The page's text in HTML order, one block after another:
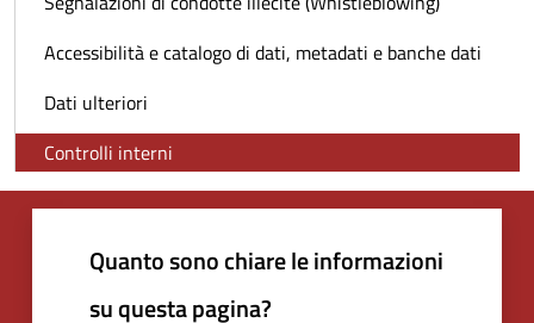
Accessibilità e catalogo di dati, metadati e banche dati
Dati ulteriori
Controlli interni
Quanto sono chiare le informazioni
su questa pagina?